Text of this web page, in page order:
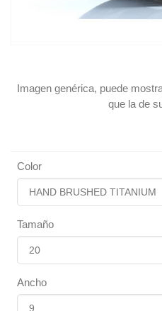
Imagen genérica, puede
que la de
Color
Tamaño
Ancho